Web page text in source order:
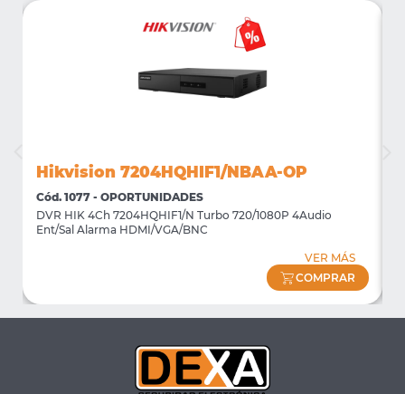
Hikvision 7204HQHIF1/NBAA-OP
Cód. 1077 - OPORTUNIDADES
DVR HIK 4Ch 7204HQHIF1/N Turbo 720/1080P 4Audio
Ent/Sal Alarma HDMI/VGA/BNC
VER MÁS
COMPRAR